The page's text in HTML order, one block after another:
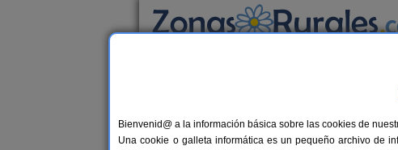
>
Casas Rurales cerca de
Bienvenid@ a la información básica sobre las cookies de
Una cookie o galleta informática es un pequeño archivo de